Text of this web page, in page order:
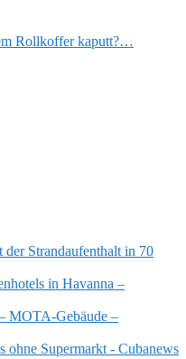
Rollkoffer kaputt?…
Strandaufenthalt in 70
in Havanna –
MOTA-Gebäude –
ohne Supermarkt - Cubanews